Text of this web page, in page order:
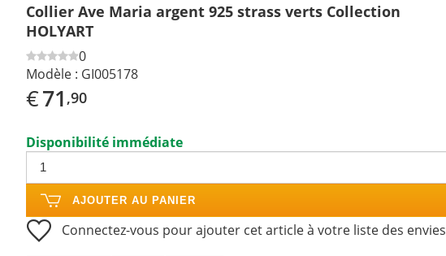
Collier Ave Maria argent 925 strass verts Collection
HOLYART
0
Modèle : GI005178
€71 ,90
Disponibilité immédiate
AJOUTER AU PANIER
Connectez-vous pour ajouter cet article à votre liste des envies